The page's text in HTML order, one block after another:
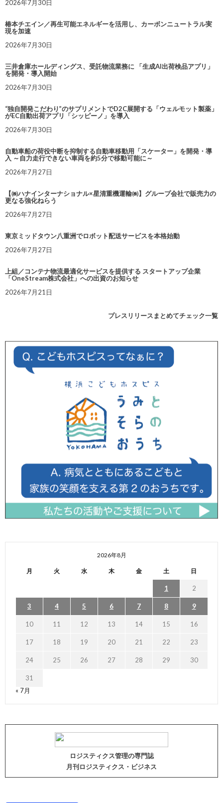
2026年7月30日
椿本チエイン／再生可能エネルギーを活用し、カーボンニュートラル実
現を加速
2026年7月30日
三井倉庫ホールディングス、受託物流業務に 「生成AI出荷検品アプリ」
を開発・導入開始
2026年7月30日
“独自開発こだわり”のサプリメントでD2C展開する「ウェルモット製薬」
がEC自動出荷アプリ「シッピーノ」を導入
2026年7月30日
自動車船の荷役中断を抑制する自動車移動用「スケーター」を開発・導
入 ～自力走行できない車両を約5分で移動可能に～
2026年7月27日
【㈱ハナインターナショナル×星清重機運輸㈱】グループ会社で販売力の
更なる強化ねらう
2026年7月27日
東京ミッドタウン八重洲でロボット配送サービスを本格始動
2026年7月27日
上組／コンテナ物流最適化サービスを提供する スタートアップ企業
「OneStream株式会社」への出資のお知らせ
2026年7月21日
プレスリリースまとめてチェック一覧
2026年8月
月 火 水 木 金 土 日
1 2
3 4 5 6 7 8 9
10 11 12 13 14 15 16
17 18 19 20 21 22 23
24 25 26 27 28 29 30
31
« 7月
ロジスティクス管理の専門誌
月刊ロジスティクス・ビジネス